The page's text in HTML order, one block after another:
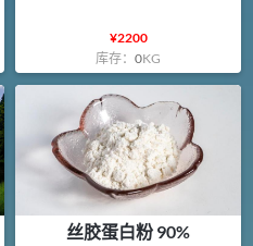
¥2200
库存：0KG
丝胶蛋白粉 90%